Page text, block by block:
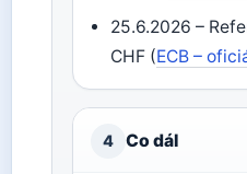
25.6.2026 –
CHF (ECB –
4 Co dál